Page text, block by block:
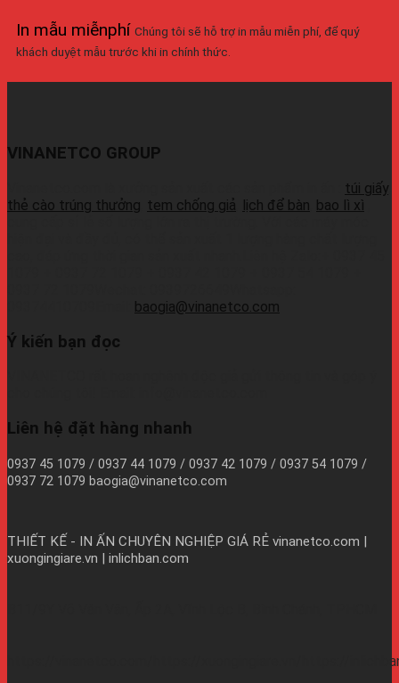
In mẫu miễnphí Chúng tôi sẽ hỗ trợ in mẫu miễn phí, để quý
khách duyệt mẫu trước khi in chính thức.
VINANETCO GROUP
túi giấy
thẻ cào trúng thưởng tem chống giả lịch để bàn bao lì xì
baogia@vinanetco.com
Ý kiến bạn đọc
Liên hệ đặt hàng nhanh
0937 45 1079 / 0937 44 1079 / 0937 42 1079 / 0937 54 1079 /
0937 72 1079 baogia@vinanetco.com
THIẾT KẾ - IN ẤN CHUYÊN NGHIỆP GIÁ RẺ vinanetco.com |
xuongingiare.vn | inlichban.com
https://vinanetco.com/https://xuongingiare.vn/https://